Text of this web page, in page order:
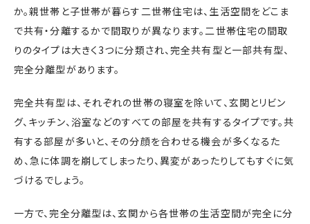
か。親世帯と子世帯が暮らす二世帯住宅は、生活空間をどこま
で共有・分離するかで間取りが異なります。二世帯住宅の間取
りのタイプは大きく3つに分類され、完全共有型と一部共有型、
完全分離型があります。
完全共有型は、それぞれの世帯の寝室を除いて、玄関とリビン
グ、キッチン、浴室などのすべての部屋を共有するタイプです。共
有する部屋が多いと、その分顔を合わせる機会が多くなるた
め、急に体調を崩してしまったり、異変があったりしてもすぐに気
づけるでしょう。
一方で、完全分離型は、玄関から各世帯の生活空間が完全に分